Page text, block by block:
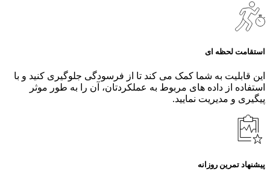
استقامت لحظه ای
این قابلیت به شما کمک می کند تا از فرسودگی جلوگیری کنید و با
استفاده از داده های مربوط به عملکردتان، آن را به طور موثر
پیگیری و مدیریت نمایید.
پیشنهاد تمرین روزانه